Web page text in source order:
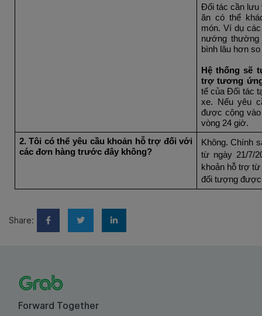
Đối tác cần lưu
ăn có thể
món. Ví dụ
nướng
bình lâu hơn
Hệ thống sẽ
trợ tương
tế của Đối tác
xe. Nếu yêu
được cộng
vòng 24 giờ.
2. Tôi có thể yêu cầu khoản hỗ trợ đối với
các đơn hàng trước đây không?
Không. Chính
từ ngày 21/7/
khoản hỗ trợ
đối tượng được
Share:
Forward Together